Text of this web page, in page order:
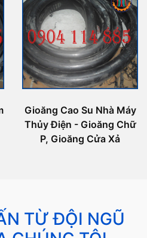
Gioăng Cao Su Nhà Máy
Thủy Điện - Gioăng Chữ
P, Gioăng Cửa Xả
TỪ ĐỘI NGŨ